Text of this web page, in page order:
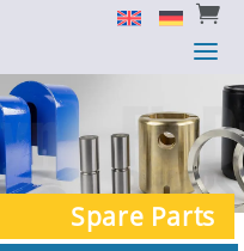

a

a
Spare Parts